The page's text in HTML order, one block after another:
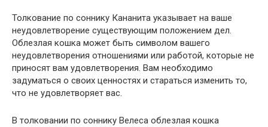
Толкование по соннику Кананита указывает на ваше
неудовлетворение существующим положением дел.
Облезлая кошка может быть символом вашего
неудовлетворения отношениями или работой, которые не
приносят вам удовлетворения. Вам необходимо
задуматься о своих ценностях и стараться изменить то,
что не удовлетворяет вас.
В толковании по соннику Велеса облезлая кошка